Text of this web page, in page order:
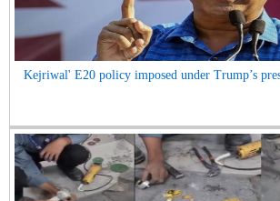
Kejriwal' E20 policy imposed under Trump’s